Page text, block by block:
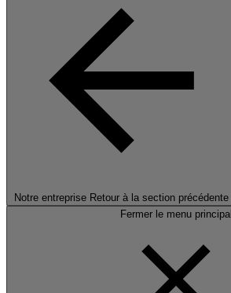
Notre entreprise Retour à la section précédente
Fermer le menu principal